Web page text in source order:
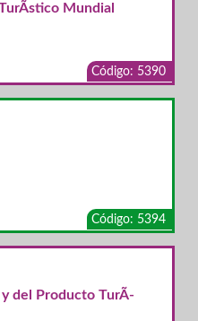
Mundial
Código: 5390
Código: 5394
del Producto TurÃ­